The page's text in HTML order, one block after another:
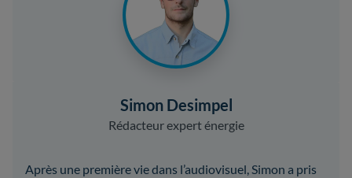
Simon Desimpel
Rédacteur expert énergie
Après une première vie dans l’audiovisuel, Simon a pris